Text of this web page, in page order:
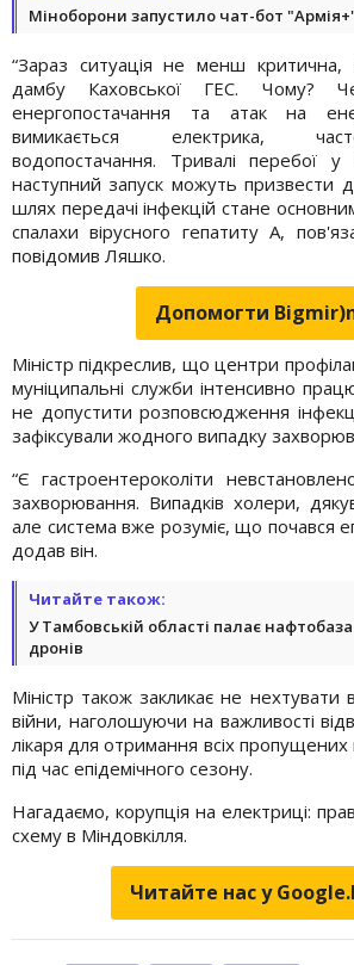
Міноборони запустило чат-бот
“Зараз ситуація не менш критична,
дамбу Каховської ГЕС. Чому?
енергопостачання та атак на
вимикається електрика,
водопостачання. Тривалі перебої у
наступний запуск можуть призвести
шлях передачі інфекцій стане
спалахи вірусного гепатиту А,
повідомив Ляшко.
Допомогти
Міністр підкреслив, що центри
муніципальні служби інтенсивно
не допустити розповсюдження
зафіксували жодного випадку
“Є гастроентероколіти
захворювання. Випадків холери,
але система вже розуміє, що почався
додав він.
Читайте також:
У Тамбовській області палає
дронів
Міністр також закликає не нехтувати
війни, наголошуючи на важливості
лікаря для отримання всіх
під час епідемічного сезону.
Нагадаємо, корупція на електриці:
схему в Міндовкілля.
Читайте нас у